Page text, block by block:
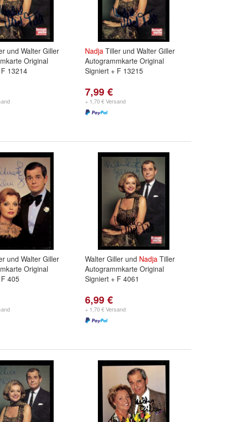
und Walter Giller
Original
13214
Nadja Tiller und Walter Giller
Autogrammkarte Original
Signiert + F 13215
7,99 €
+ 1,70 € Versand
und Walter Giller
Original
405
Walter Giller und Nadja Tiller
Autogrammkarte Original
Signiert + F 4061
6,99 €
+ 1,70 € Versand